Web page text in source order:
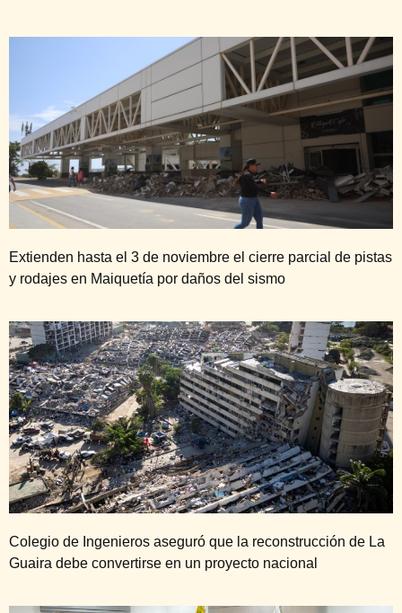
Extienden hasta el 3 de noviembre el cierre parcial de pistas
y rodajes en Maiquetía por daños del sismo
Colegio de Ingenieros aseguró que la reconstrucción de La
Guaira debe convertirse en un proyecto nacional